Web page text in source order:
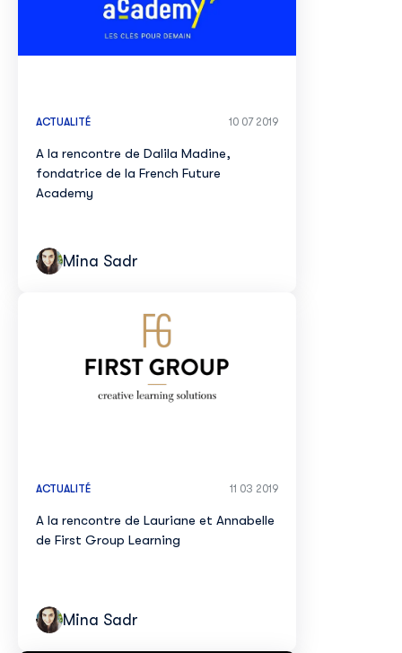
ACTUALITÉ 10 07 2019
A la rencontre de Dalila Madine,
fondatrice de la French Future
Academy
Mina Sadr
ACTUALITÉ 11 03 2019
A la rencontre de Lauriane et Annabelle
de First Group Learning
Mina Sadr